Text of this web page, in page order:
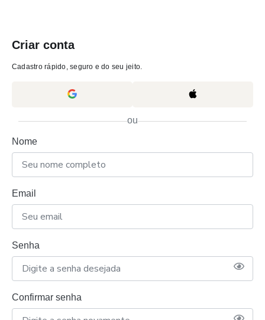
Criar conta
Cadastro rápido, seguro e do seu jeito.
ou
Nome
Email
Senha
Confirmar senha